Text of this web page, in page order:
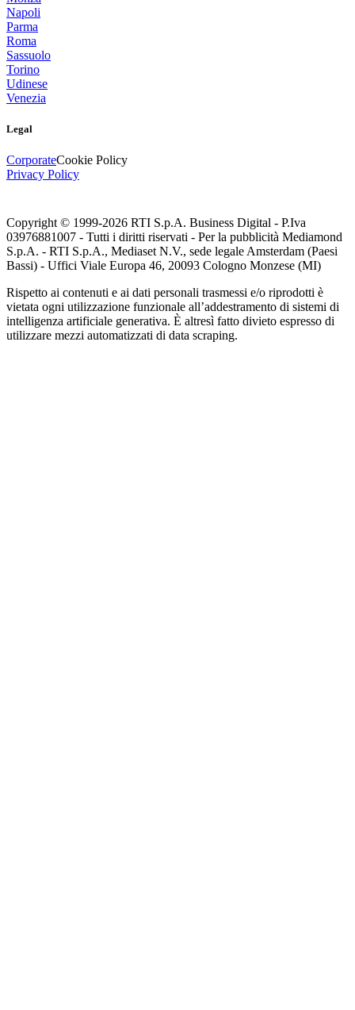
Napoli
Parma
Roma
Sassuolo
Torino
Udinese
Venezia
Legal
CorporateCookie Policy
Privacy Policy
Copyright © 1999-2026 RTI S.p.A. Business Digital - P.Iva
03976881007 - Tutti i diritti riservati - Per la pubblicità Mediamond
S.p.A. - RTI S.p.A., Mediaset N.V., sede legale Amsterdam (Paesi
Bassi) - Uffici Viale Europa 46, 20093 Cologno Monzese (MI)
Rispetto ai contenuti e ai dati personali trasmessi e/o riprodotti è
vietata ogni utilizzazione funzionale all’addestramento di sistemi di
intelligenza artificiale generativa. È altresì fatto divieto espresso di
utilizzare mezzi automatizzati di data scraping.